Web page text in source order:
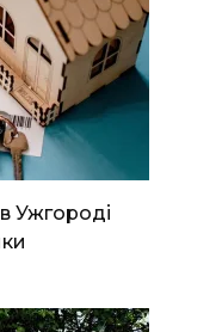
Ужгороді